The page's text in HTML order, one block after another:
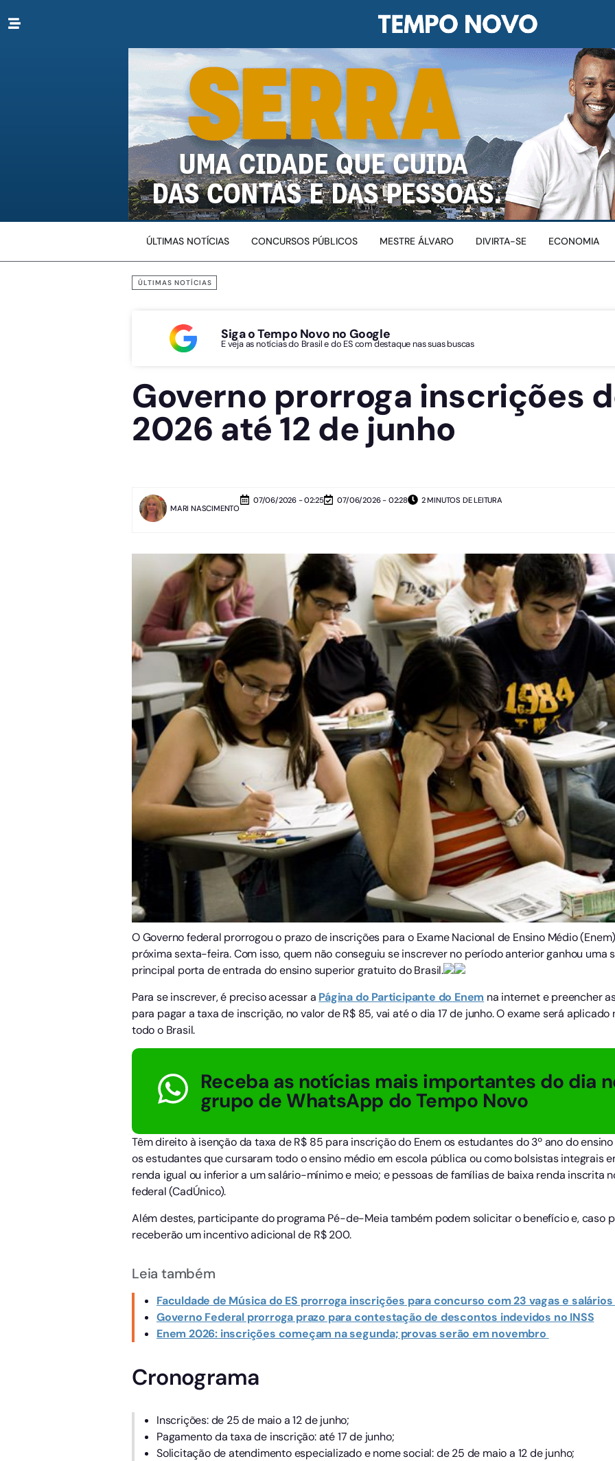
ÚLTIMAS NOTÍCIAS CONCURSOS PÚBLICOS MESTRE ÁLVARO DIVIRTA-SE ECONOMIA
ÚLTIMAS NOTÍCIAS
Siga o Tempo Novo no Google
E veja as notícias do Brasil e do ES com destaque nas suas buscas
Governo prorroga inscrições
2026 até 12 de junho
MARI NASCIMENTO
07/06/2026 - 02:25 07/06/2026 - 02:28 2 MINUTOS DE LEITURA
O Governo federal prorrogou o prazo de inscrições para o Exame Nacional de Ensino Médio
próxima sexta-feira. Com isso, quem não conseguiu se inscrever no período anterior ganhou uma
principal porta de entrada do ensino superior gratuito do Brasil.
Para se inscrever, é preciso acessar a Página do Participante do Enem na internet e preencher
para pagar a taxa de inscrição, no valor de R$ 85, vai até o dia 17 de junho. O exame será
todo o Brasil.
Receba as notícias mais importantes do dia
grupo de WhatsApp do Tempo Novo
Têm direito à isenção da taxa de R$ 85 para inscrição do Enem os estudantes do 3º ano do
os estudantes que cursaram todo o ensino médio em escola pública ou como bolsistas integrais
renda igual ou inferior a um salário-mínimo e meio; e pessoas de famílias de baixa renda inscrita
federal (CadÚnico).
Além destes, participante do programa Pé-de-Meia também podem solicitar o benefício e, caso
receberão um incentivo adicional de R$ 200.
Leia também
Faculdade de Música do ES prorroga inscrições para concurso com 23 vagas e salários
Governo Federal prorroga prazo para contestação de descontos indevidos no INSS
Enem 2026: inscrições começam na segunda; provas serão em novembro
Cronograma
Inscrições: de 25 de maio a 12 de junho;
Pagamento da taxa de inscrição: até 17 de junho;
Solicitação de atendimento especializado e nome social: de 25 de maio a 12 de junho;